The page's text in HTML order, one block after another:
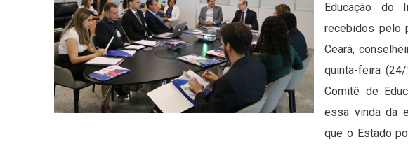
Educação do
recebidos pelo
Ceará,
quinta-feira
Comitê de
essa vinda da
que o Estado